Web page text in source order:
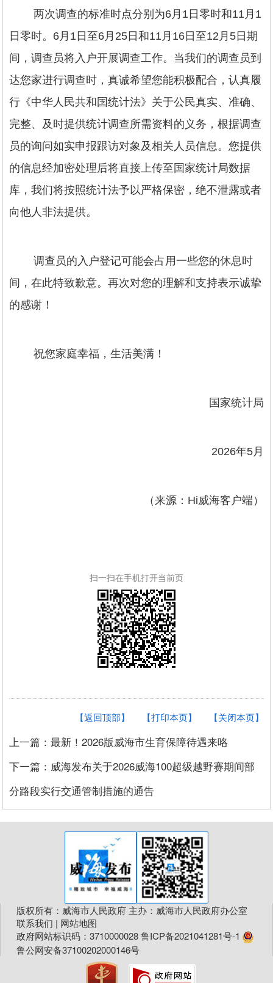
两次调查的标准时点分别为6月1日零时和11月1
日零时。6月1日至6月25日和11月16日至12月5日期
间，调查员将入户开展调查工作。当我们的调查员到
达您家进行调查时，真诚希望您能积极配合，认真履
行《中华人民共和国统计法》关于公民真实、准确、
完整、及时提供统计调查所需资料的义务，根据调查
员的询问如实申报跟访对象及相关人员信息。您提供
的信息经加密处理后将直接上传至国家统计局数据
库，我们将按照统计法予以严格保密，绝不泄露或者
向他人非法提供。
调查员的入户登记可能会占用一些您的休息时
间，在此特致歉意。再次对您的理解和支持表示诚挚
的感谢！
祝您家庭幸福，生活美满！
国家统计局
2026年5月
（来源：Hi威海客户端）
扫一扫在手机打开当前页
【关闭本页】
【打印本页】
【返回顶部】
上一篇：最新！2026版威海市生育保障待遇来咯
下一篇：威海发布关于2026威海100超级越野赛期间部
分路段实行交通管制措施的通告
版权所有：威海市人民政府 主办：威海市人民政府办公室
联系我们 | 网站地图
政府网站标识码：3710000028鲁ICP备2021041281号-1
鲁公网安备37100202000146号